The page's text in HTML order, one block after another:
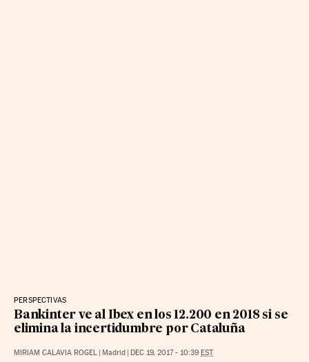
PERSPECTIVAS
Bankinter ve al Ibex en los 12.200 en 2018 si se
elimina la incertidumbre por Cataluña
MIRIAM CALAVIA ROGEL Madrid DEC 19, 2017 - 10:39 EST